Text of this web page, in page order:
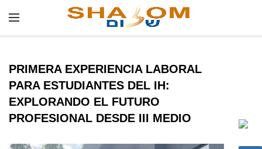
PRIMERA EXPERIENCIA LABORAL
PARA ESTUDIANTES DEL IH:
EXPLORANDO EL FUTURO
PROFESIONAL DESDE III MEDIO